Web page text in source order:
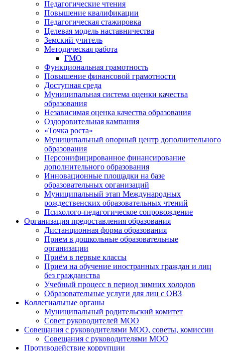
Педагогические чтения
Повышение квалификации
Педагогическая стажировка
Целевая модель наставничества
Земский учитель
Методическая работа
ГМО
Функциональная грамотность
Повышение финансовой грамотности
Доступная среда
Муниципальная система оценки качества
образования
Независимая оценка качества образования
Оздоровительная кампания
«Точка роста»
Муниципальный опорный центр дополнительного
образования
Персонифицированное финансирование
дополнительного образования
Инновационные площадки на базе
образовательных организаций
Муниципальный этап Международных
рождественских образовательных чтений
Психолого-педагогическое сопровождение
Организация предоставления образования
Дистанционная форма образования
Прием в дошкольные образовательные
организации
Приём в первые классы
Прием на обучение иностранных граждан и лиц
без гражданства
Учебный процесс в период зимних холодов
Образовательные услуги для лиц с ОВЗ
Коллегиальные органы
Муниципальный родительский комитет
Совет руководителей МОО
Совещания с руководителями МОО, советы, комиссии
Совещания с руководителями МОО
Противодействие коррупции